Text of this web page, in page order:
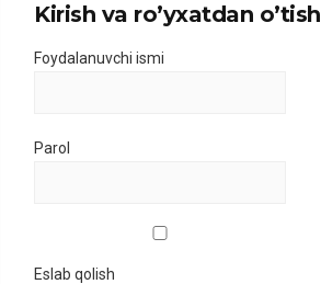
Kirish va ro’yxatdan o’tish
Foydalanuvchi ismi
Parol
Eslab qolish